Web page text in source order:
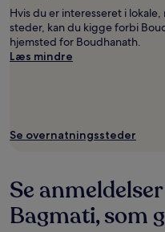
Hvis du er interesseret i lokale,
steder, kan du kigge forbi
hjemsted for Boudhanath.
Læs mindre
Se overnatningssteder
Se
Bagmati, som